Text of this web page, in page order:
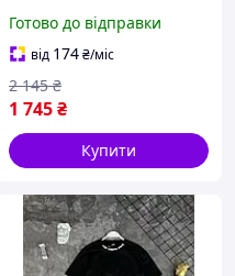
комплект шорти футболка
спортивний Stone Island
Готово до відправки
від 174₴/міс
1 745₴
2 145 ₴
Купити